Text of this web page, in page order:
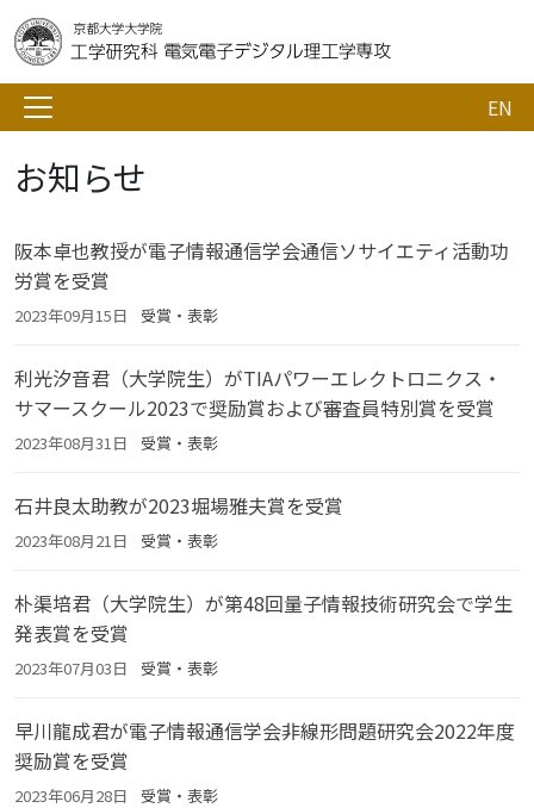
EN
お知らせ
阪本卓也教授が電子情報通信学会通信ソサイエティ活動功
労賞を受賞
2023年09月15日 受賞・表彰
利光汐音君（大学院生）がTIAパワーエレクトロニクス・
サマースクール2023で奨励賞および審査員特別賞を受賞
2023年08月31日 受賞・表彰
石井良太助教が2023堀場雅夫賞を受賞
2023年08月21日 受賞・表彰
朴渠培君（大学院生）が第48回量子情報技術研究会で学生
発表賞を受賞
2023年07月03日 受賞・表彰
早川龍成君が電子情報通信学会非線形問題研究会2022年度
奨励賞を受賞
2023年06月28日 受賞・表彰